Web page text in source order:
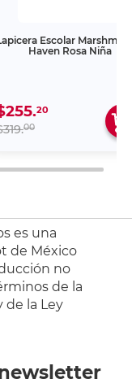
Escolar
Haven Rosa Niña
20
00
es una
de México
no
de la
de la Ley